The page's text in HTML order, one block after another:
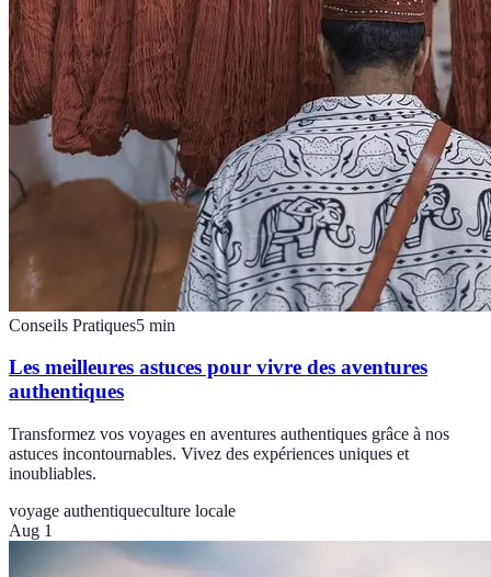
Conseils Pratiques5 min
Les meilleures astuces pour vivre des aventures
authentiques
Transformez vos voyages en aventures authentiques grâce à nos
astuces incontournables. Vivez des expériences uniques et
inoubliables.
voyage authentiqueculture locale
Aug 1